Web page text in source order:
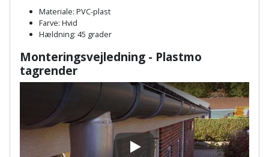
grus
Skruer,
bolte
og
møtrikker
Skunklem
Søm
Murerværktøj
Nedstryger
Nøgleværktøj
Oliekande
Fugtmåler
Gipsskruemaskine
Girafsliber
Høvl
Haveredskaber
og
tilbehør
Havetilbehør
Hegn
Materiale: PVC-plast
Farve: Hvid
Hældning: 45 grader
Monteringsvejledning - Plastmo
tagrender
Play